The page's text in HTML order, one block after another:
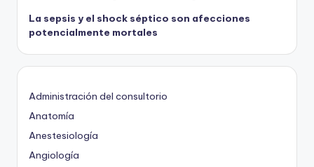
La sepsis y el shock séptico son afecciones
potencialmente mortales
Administración del consultorio
Anatomía
Anestesiología
Angiología